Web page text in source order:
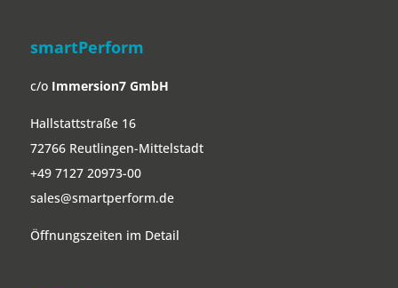
smartPerform
c/o Immersion7 GmbH
Hallstattstraße 16
72766 Reutlingen-Mittelstadt
+49 7127 20973-00
sales@smartperform.de
Öffnungszeiten im Detail